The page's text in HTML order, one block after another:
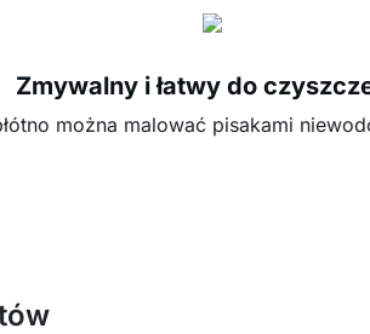
Zmywalny i łatwy do
można malować pisakami